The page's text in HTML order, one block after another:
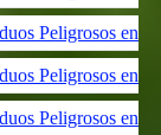
Peligrosos en
Peligrosos en
Peligrosos en